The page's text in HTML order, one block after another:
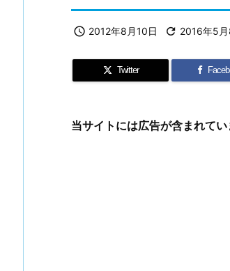
 2012年8月10日  2016年5月
Twitter
当サイトには広告が含まれてい